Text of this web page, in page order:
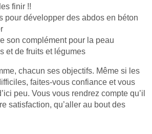
finir !!
pour développer des abdos en béton
son complément pour la peau
et de fruits et légumes
chacun ses objectifs. Même si les
faites-vous confiance et vous
peu. Vous vous rendrez compte qu’il
satisfaction, qu’aller au bout des